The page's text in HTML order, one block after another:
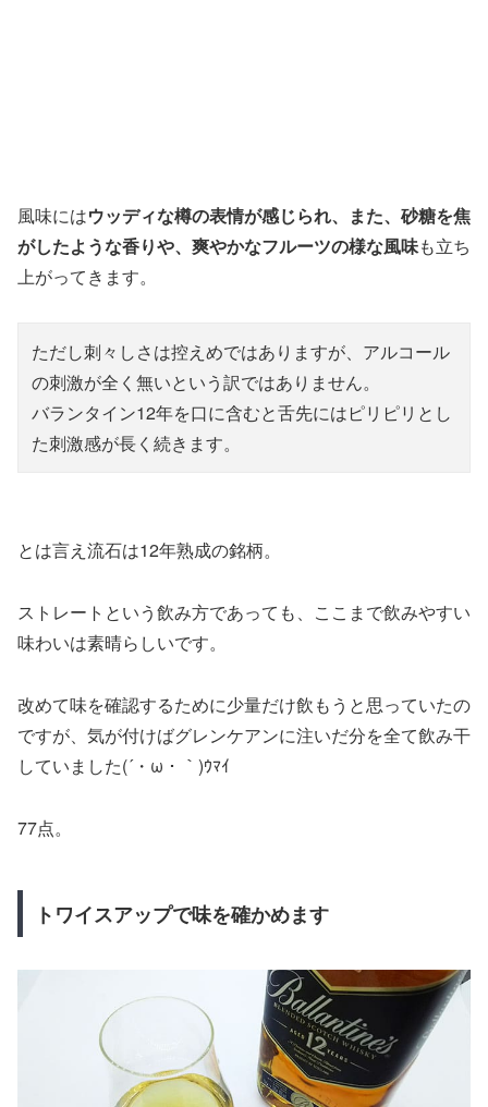
風味にはウッディな樽の表情が感じられ、また、砂糖を焦
がしたような香りや、爽やかなフルーツの様な風味も立ち
上がってきます。
ただし刺々しさは控えめではありますが、アルコール
の刺激が全く無いという訳ではありません。
バランタイン12年を口に含むと舌先にはピリピリとし
た刺激感が長く続きます。
とは言え流石は12年熟成の銘柄。
ストレートという飲み方であっても、ここまで飲みやすい
味わいは素晴らしいです。
改めて味を確認するために少量だけ飲もうと思っていたの
ですが、気が付けばグレンケアンに注いだ分を全て飲み干
していました(´・ω・｀)ｳﾏｲ
77点。
トワイスアップで味を確かめます